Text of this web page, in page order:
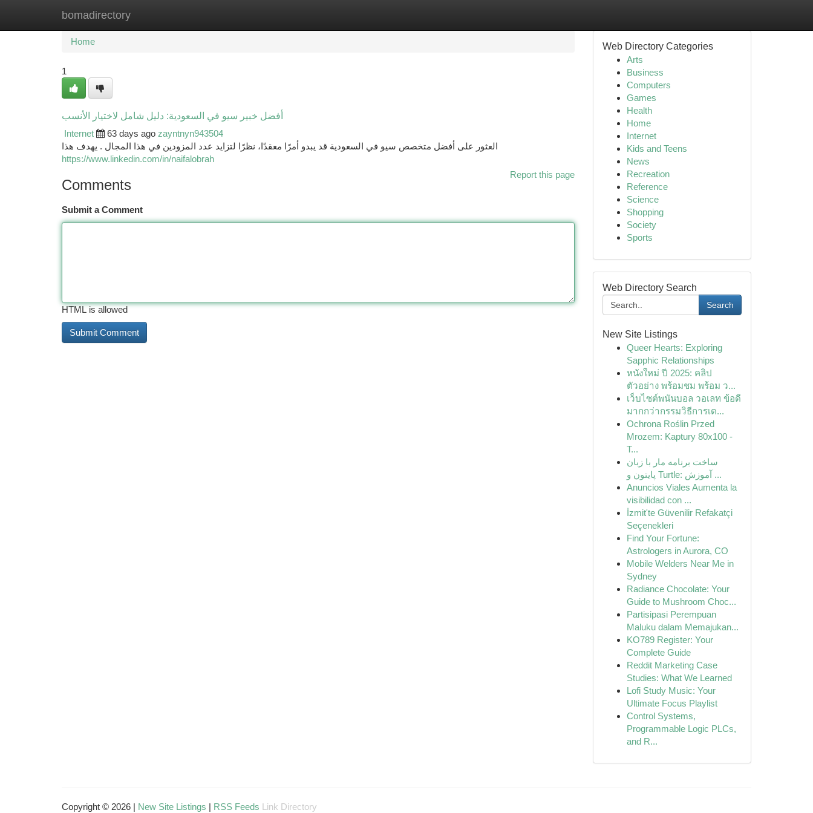
bomadirectory
Home New Site Listings
Home
1
أفضل خبير سيو في السعودية: دليل شامل لاختيار الأنسب
Internet
63 days ago zayntnyn943504
العثور على أفضل متخصص سيو في السعودية قد يبدو أمرًا معقدًا، نظرًا لتزايد عدد المزودين في هذا المجال . يهدف هذا
https://www.linkedin.com/in/naifalobrah
Report this page
Comments
Submit a Comment
HTML is allowed
Web Directory Categories
Arts
Business
Computers
Games
Health
Home
Internet
Kids and Teens
News
Recreation
Reference
Science
Shopping
Society
Sports
Web Directory Search
Search
New Site Listings
Queer Hearts: Exploring
Sapphic Relationships
หนังใหม่ ปี 2025: คลิป
ตัวอย่าง พร้อมชม พร้อม ว...
เว็บไซต์พนันบอล วอเลท ข้อดี
มากกว่ากรรมวิธีการเด...
Ochrona Roślin Przed
Mrozem: Kaptury 80x100 -
T...
ساخت برنامه مار با زبان
پایتون و Turtle: آموزش ...
Anuncios Viales Aumenta la
visibilidad con ...
İzmit'te Güvenilir Refakatçi
Seçenekleri
Find Your Fortune:
Astrologers in Aurora, CO
Mobile Welders Near Me in
Sydney
Radiance Chocolate: Your
Guide to Mushroom Choc...
Partisipasi Perempuan
Maluku dalam Memajukan...
KO789 Register: Your
Complete Guide
Reddit Marketing Case
Studies: What We Learned
Lofi Study Music: Your
Ultimate Focus Playlist
Control Systems,
Programmable Logic PLCs,
and R...
Copyright © 2026 | New Site Listings | RSS Feeds Link Directory